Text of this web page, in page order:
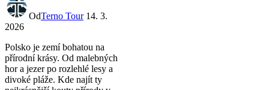
OdTerno Tour 14. 3.
2026
Polsko je zemí bohatou na
přírodní krásy. Od malebných
hor a jezer po rozlehlé lesy a
divoké pláže. Kde najít ty